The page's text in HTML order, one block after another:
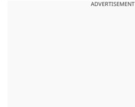
ADVERTISEMENT